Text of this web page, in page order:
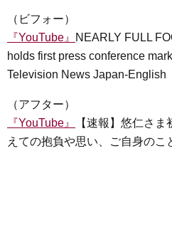
（ビフォー）
『YouTube』
NEARLY FULL
holds first press conference
Television News Japan-English
（アフター）
『YouTube』
【速報】悠仁さ
えての抱負や思い、ご自身のこ